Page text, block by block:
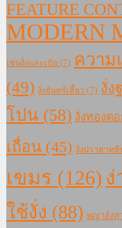
FEATURE
MODERN
เซ่นงั่งและเป๋อ (7) ความ
(49) งั่งจันทร์เสี้ยว (7) งั่ง
โปน (58) งั่งทองด
เถื่อน (45) งั่งปราสาทหิ
เขมร (126) ง่
ใช้งั่ง (88) พญางั่งสุ